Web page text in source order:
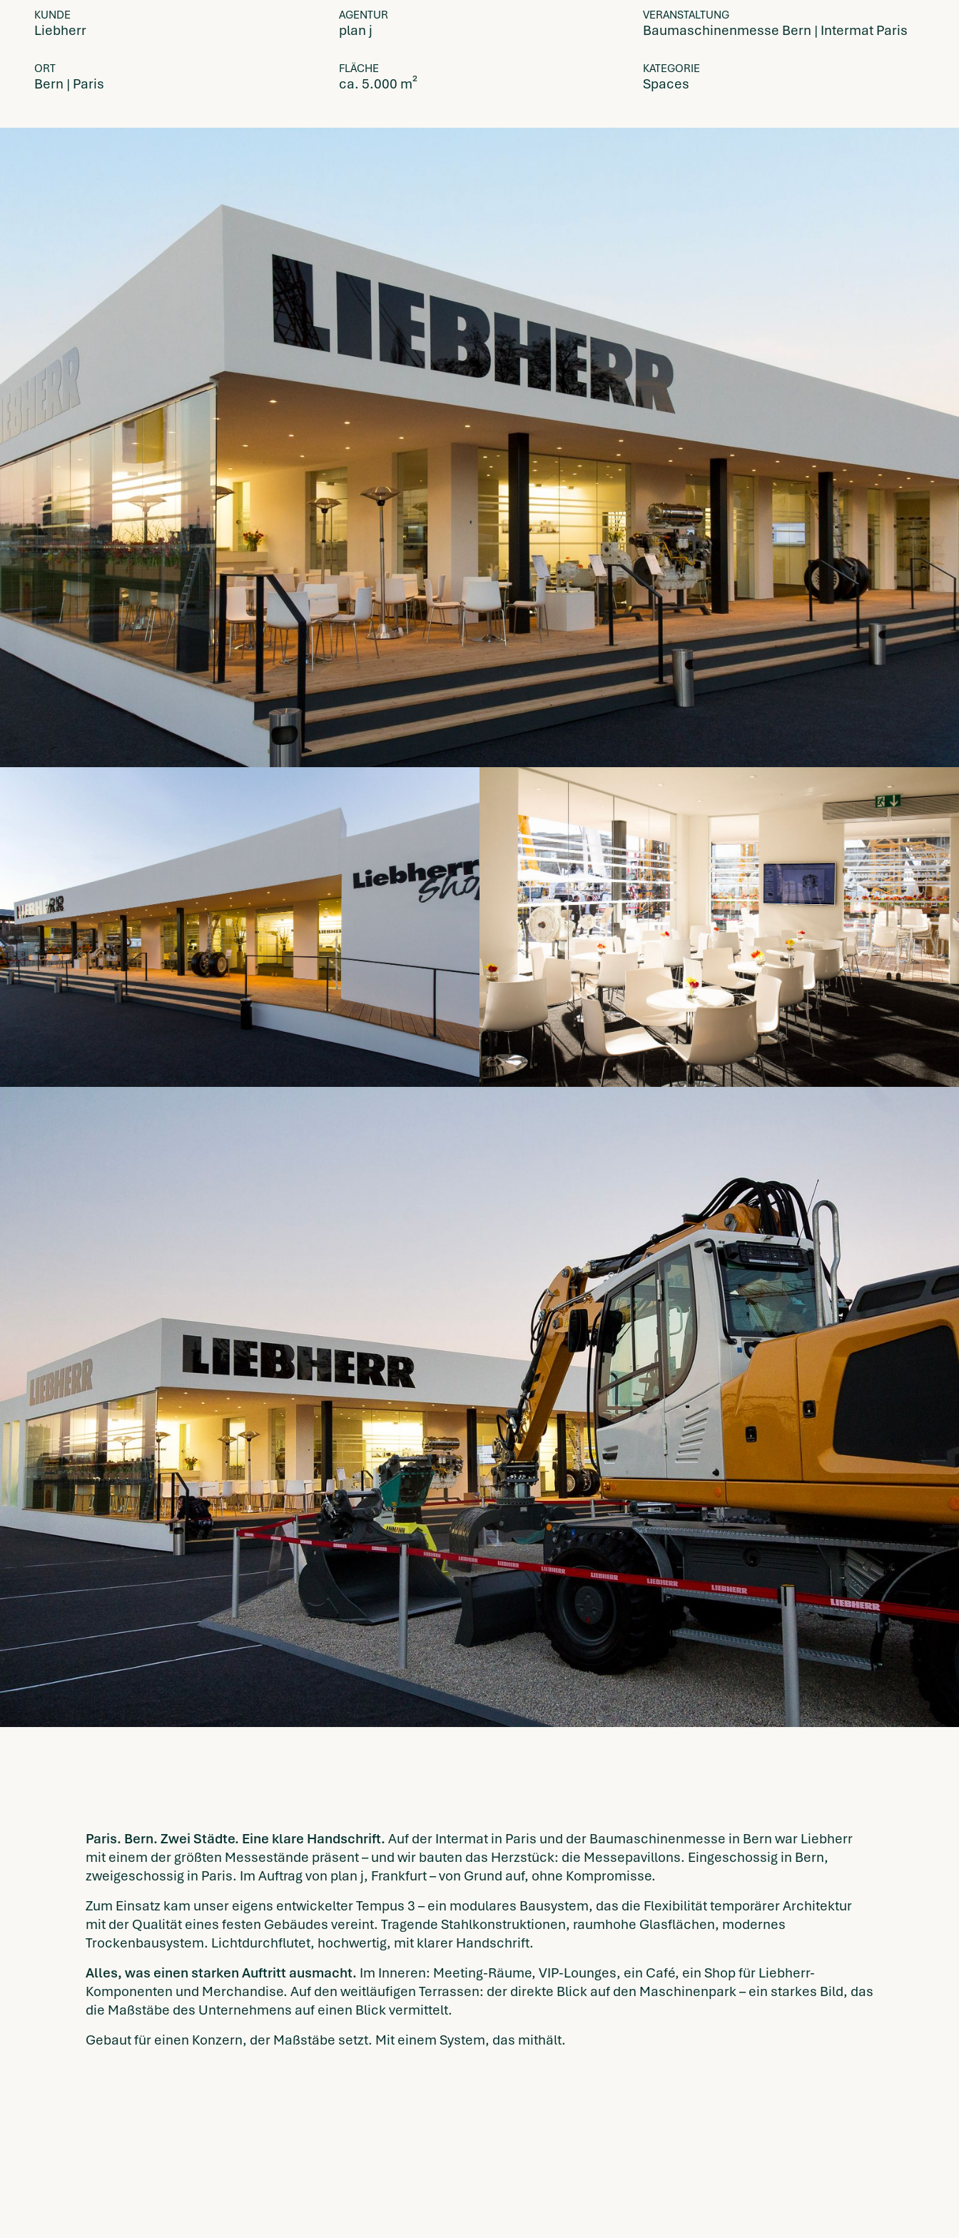
KUNDE
Liebherr
AGENTUR
plan j
VERANSTALTUNG
Baumaschinenmesse Bern | Intermat Paris
ORT
Bern | Paris
FLÄCHE
ca. 5.000 m²
KATEGORIE
Spaces
Paris. Bern. Zwei Städte. Eine klare Handschrift. Auf der Intermat in Paris und der Baumaschinenmesse in Bern war Liebherr
mit einem der größten Messestände präsent – und wir bauten das Herzstück: die Messepavillons. Eingeschossig in Bern,
zweigeschossig in Paris. Im Auftrag von plan j, Frankfurt – von Grund auf, ohne Kompromisse.
Zum Einsatz kam unser eigens entwickelter Tempus 3 – ein modulares Bausystem, das die Flexibilität temporärer Architektur
mit der Qualität eines festen Gebäudes vereint. Tragende Stahlkonstruktionen, raumhohe Glasflächen, modernes
Trockenbausystem. Lichtdurchflutet, hochwertig, mit klarer Handschrift.
Alles, was einen starken Auftritt ausmacht. Im Inneren: Meeting-Räume, VIP-Lounges, ein Café, ein Shop für Liebherr-
Komponenten und Merchandise. Auf den weitläufigen Terrassen: der direkte Blick auf den Maschinenpark – ein starkes Bild, das
die Maßstäbe des Unternehmens auf einen Blick vermittelt.
Gebaut für einen Konzern, der Maßstäbe setzt. Mit einem System, das mithält.